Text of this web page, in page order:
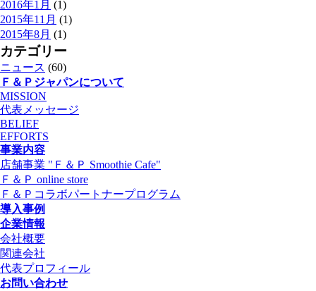
2016年1月 (1)
2015年11月 (1)
2015年8月 (1)
カテゴリー
ニュース (60)
Ｆ＆Ｐジャパンについて
MISSION
代表メッセージ
BELIEF
EFFORTS
事業内容
店舗事業 "Ｆ＆Ｐ Smoothie Cafe"
Ｆ＆Ｐ online store
Ｆ＆Ｐコラボパートナープログラム
導入事例
企業情報
会社概要
関連会社
代表プロフィール
お問い合わせ